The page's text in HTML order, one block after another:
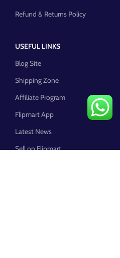
Refund & Returns Policy
USEFUL LINKS
Blog Site
Shipping Zone
Affiliate Program
Flipmart App
Latest News
Sell on Flipmart